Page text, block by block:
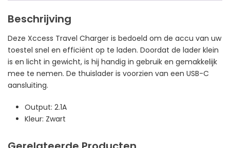
Beschrijving
Deze Xccess Travel Charger is bedoeld om de accu van uw
toestel snel en efficiënt op te laden. Doordat de lader klein
is en licht in gewicht, is hij handig in gebruik en gemakkelijk
mee te nemen. De thuislader is voorzien van een USB-C
aansluiting.
Output: 2.1A
Kleur: Zwart